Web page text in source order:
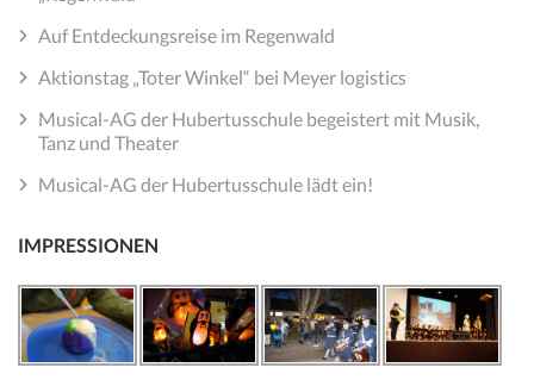
Auf Entdeckungsreise im Regenwald
Aktionstag „Toter Winkel“ bei Meyer logistics
Musical-AG der Hubertusschule begeistert mit Musik,
Tanz und Theater
Musical-AG der Hubertusschule lädt ein!
IMPRESSIONEN